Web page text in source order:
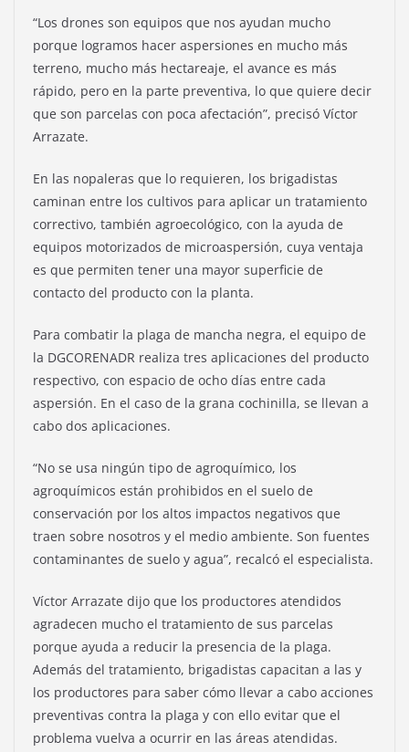
“Los drones son equipos que nos ayudan mucho
porque logramos hacer aspersiones en mucho más
terreno, mucho más hectareaje, el avance es más
rápido, pero en la parte preventiva, lo que quiere decir
que son parcelas con poca afectación”, precisó Víctor
Arrazate.
En las nopaleras que lo requieren, los brigadistas
caminan entre los cultivos para aplicar un tratamiento
correctivo, también agroecológico, con la ayuda de
equipos motorizados de microaspersión, cuya ventaja
es que permiten tener una mayor superficie de
contacto del producto con la planta.
Para combatir la plaga de mancha negra, el equipo de
la DGCORENADR realiza tres aplicaciones del producto
respectivo, con espacio de ocho días entre cada
aspersión. En el caso de la grana cochinilla, se llevan a
cabo dos aplicaciones.
“No se usa ningún tipo de agroquímico, los
agroquímicos están prohibidos en el suelo de
conservación por los altos impactos negativos que
traen sobre nosotros y el medio ambiente. Son fuentes
contaminantes de suelo y agua”, recalcó el especialista.
Víctor Arrazate dijo que los productores atendidos
agradecen mucho el tratamiento de sus parcelas
porque ayuda a reducir la presencia de la plaga.
Además del tratamiento, brigadistas capacitan a las y
los productores para saber cómo llevar a cabo acciones
preventivas contra la plaga y con ello evitar que el
problema vuelva a ocurrir en las áreas atendidas.